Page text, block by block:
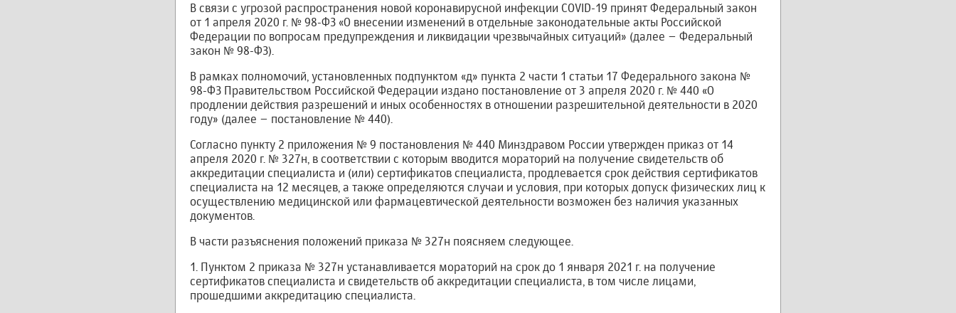
В связи с угрозой распространения новой коронавирусной инфекции COVID-19 принят Федеральный закон
от 1 апреля 2020 г. № 98-ФЗ «О внесении изменений в отдельные законодательные акты Российской
Федерации по вопросам предупреждения и ликвидации чрезвычайных ситуаций» (далее – Федеральный
закон № 98-ФЗ).
В рамках полномочий, установленных подпунктом «д» пункта 2 части 1 статьи 17 Федерального закона №
98-ФЗ Правительством Российской Федерации издано постановление от 3 апреля 2020 г. № 440 «О
продлении действия разрешений и иных особенностях в отношении разрешительной деятельности в 2020
году» (далее – постановление № 440).
Согласно пункту 2 приложения № 9 постановления № 440 Минздравом России утвержден приказ от 14
апреля 2020 г. № 327н, в соответствии с которым вводится мораторий на получение свидетельств об
аккредитации специалиста и (или) сертификатов специалиста, продлевается срок действия сертификатов
специалиста на 12 месяцев, а также определяются случаи и условия, при которых допуск физических лиц к
осуществлению медицинской или фармацевтической деятельности возможен без наличия указанных
документов.
В части разъяснения положений приказа № 327н поясняем следующее.
1. Пунктом 2 приказа № 327н устанавливается мораторий на срок до 1 января 2021 г. на получение
сертификатов специалиста и свидетельств об аккредитации специалиста, в том числе лицами,
прошедшими аккредитацию специалиста.